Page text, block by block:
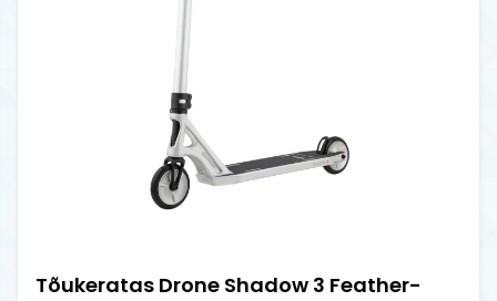
Tõukeratas Drone Shadow 3 Feather-